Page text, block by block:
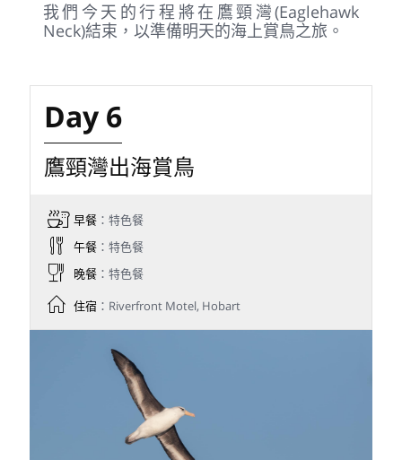
我們今天的行程將在鷹頸灣(Eaglehawk
Neck)結束，以準備明天的海上賞鳥之旅。
Day 6
鷹頸灣出海賞鳥
早餐：特色餐
午餐：特色餐
晚餐：特色餐
住宿：Riverfront Motel, Hobart